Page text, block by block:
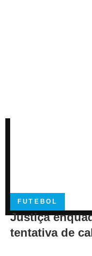
FUTEBOL
Justiça
tentativa de